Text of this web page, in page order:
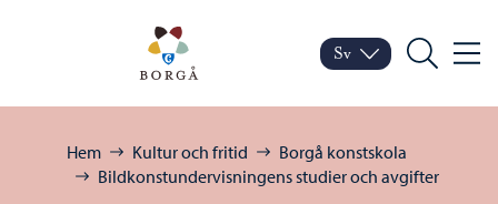
Porvoo – Gå till
Byt språk
Nuvarande språk:
Sv
Sök Meny
Bläddra:
Hem Kultur och fritid
Borgå konstskola
Bildkonstundervisningens studier och avgifter